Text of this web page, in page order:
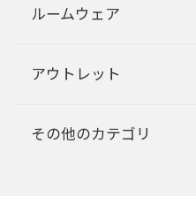
ルームウェア
アウトレット
その他のカテゴリ